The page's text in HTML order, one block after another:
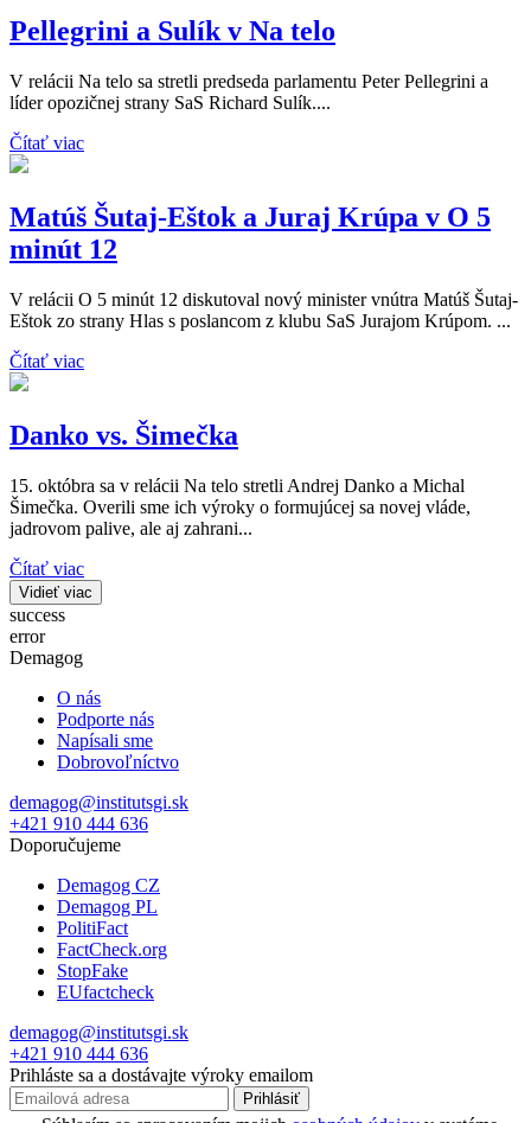
Pellegrini a Sulík v Na telo
V relácii Na telo sa stretli predseda parlamentu Peter Pellegrini a
líder opozičnej strany SaS Richard Sulík....
Čítať viac
Matúš Šutaj-Eštok a Juraj Krúpa v O 5
minút 12
V relácii O 5 minút 12 diskutoval nový minister vnútra Matúš Šutaj-
Eštok zo strany Hlas s poslancom z klubu SaS Jurajom Krúpom. ...
Čítať viac
Danko vs. Šimečka
15. októbra sa v relácii Na telo stretli Andrej Danko a Michal
Šimečka. Overili sme ich výroky o formujúcej sa novej vláde,
jadrovom palive, ale aj zahrani...
Čítať viac
Vidieť viac
success
error
Demagog
O nás
Podporte nás
Napísali sme
Dobrovoľníctvo
demagog@institutsgi.sk
+421 910 444 636
Doporučujeme
Demagog CZ
Demagog PL
PolitiFact
FactCheck.org
StopFake
EUfactcheck
demagog@institutsgi.sk
+421 910 444 636
Prihláste sa a dostávajte výroky emailom
Prihlásiť